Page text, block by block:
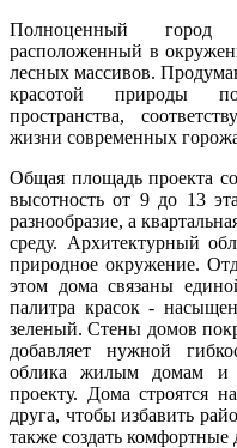
Полноценный
расположенный в
лесных массивов.
красотой природы
пространства,
жизни современных
Общая площадь проекта
высотность от 9 до 13
разнообразие, а
среду. Архитектурный
природное окружение.
этом дома связаны
палитра красок -
зеленый. Стены домов
добавляет нужной
облика жилым домам и
проекту. Дома строятся
друга, чтобы избавить
также создать